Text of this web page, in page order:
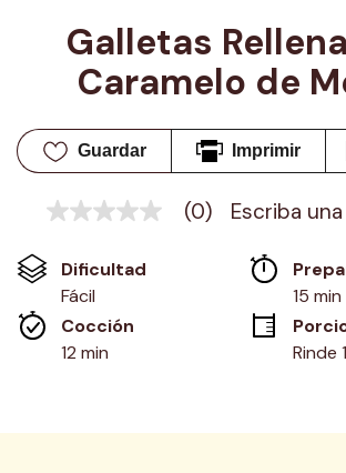
Galletas
Caramelo de
Guardar Imprimir
Sin
en
misma
página.
(0) Escriba
Dificultad
Fácil
15 min
Cocción
12 min
Rinde